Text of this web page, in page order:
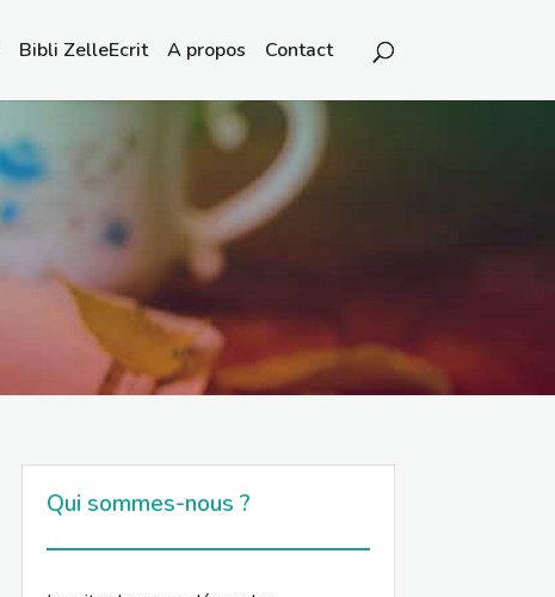
Bibli ZelleEcrit A propos Contact
Qui sommes-nous ?